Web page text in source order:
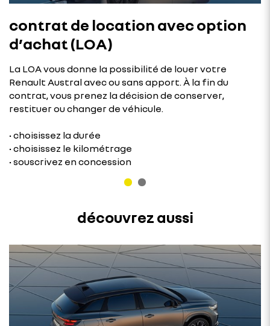
contrat de location avec option
d’achat (LOA)
La LOA vous donne la possibilité de louer votre
Renault Austral avec ou sans apport. À la fin du
contrat, vous prenez la décision de conserver,
restituer ou changer de véhicule.
• choisissez la durée
• choisissez le kilométrage
• souscrivez en concession
découvrez aussi